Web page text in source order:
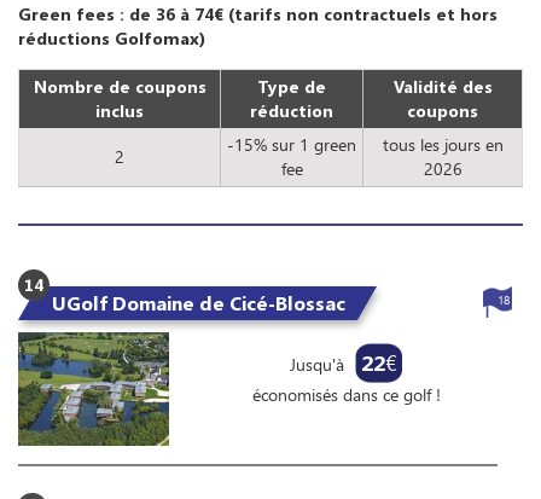
Green fees : de 36 à 74€ (tarifs non contractuels et hors
réductions Golfomax)
Nombre de coupons
inclus
Type de
réduction
Validité des
coupons
2
-15% sur 1 green
fee
tous les jours en
2026
14
UGolf Domaine de Cicé-Blossac
Jusqu'à 22€
économisés dans ce golf !
18